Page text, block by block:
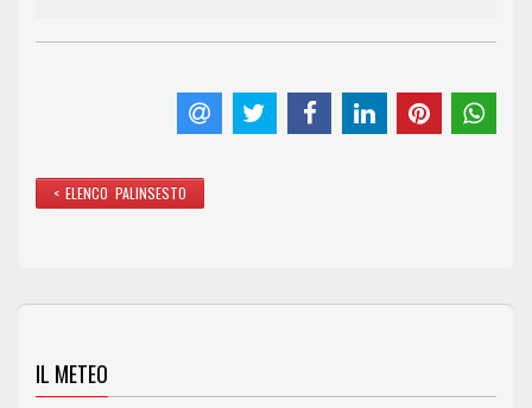
< ELENCO PALINSESTO
IL METEO